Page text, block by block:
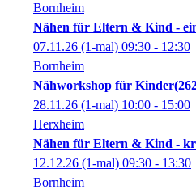
Bornheim
Nähen für Eltern & Kind -
07.11.26 (1-mal) 09:30 - 12:30
Bornheim
Nähworkshop für Kinder
28.11.26 (1-mal) 10:00 - 15:00
Herxheim
Nähen für Eltern & Kind -
12.12.26 (1-mal) 09:30 - 13:30
Bornheim